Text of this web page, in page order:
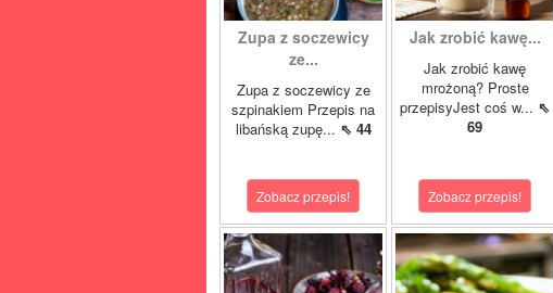
Zupa z soczewicy
ze...
Zupa z soczewicy ze
szpinakiem Przepis na
libańską zupę... ⇖ 44
Zobacz przepis!
Jak zrobić kawę...
Jak zrobić kawę
mrożoną? Proste
przepisyJest coś w... ⇖
69
Zobacz przepis!